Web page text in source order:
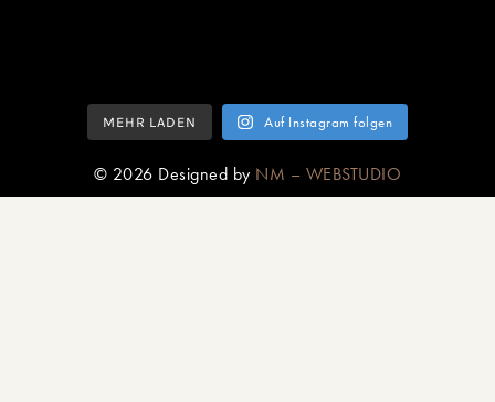
MEHR LADEN Auf Instagram folgen
© 2026 Designed by NM – WEBSTUDIO